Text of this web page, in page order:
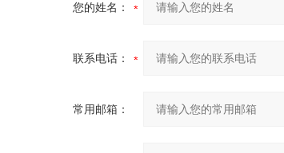
您的姓名：
联系电话：
常用邮箱：